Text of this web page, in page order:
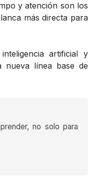
y atención son los
más directa para
artificial y
nueva línea base de
no solo para